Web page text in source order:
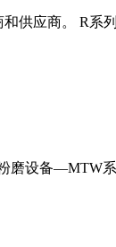
供应商。 R
设备—MTW